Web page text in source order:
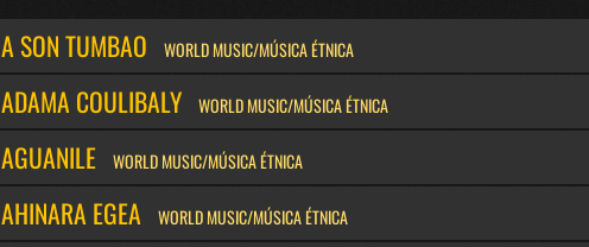
A SON TUMBAO WORLD MUSIC/MÚSICA ÉTNICA
ADAMA COULIBALY WORLD MUSIC/MÚSICA ÉTNICA
AGUANILE WORLD MUSIC/MÚSICA ÉTNICA
AHINARA EGEA WORLD MUSIC/MÚSICA ÉTNICA